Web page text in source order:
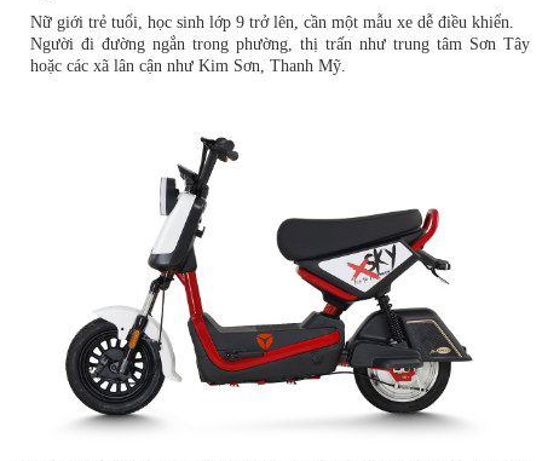
Nữ giới trẻ tuổi, học sinh lớp 9 trở lên, cần một mẫu xe dễ điều khiển.
Người đi đường ngắn trong phường, thị trấn như trung tâm Sơn Tây
hoặc các xã lân cận như Kim Sơn, Thanh Mỹ.